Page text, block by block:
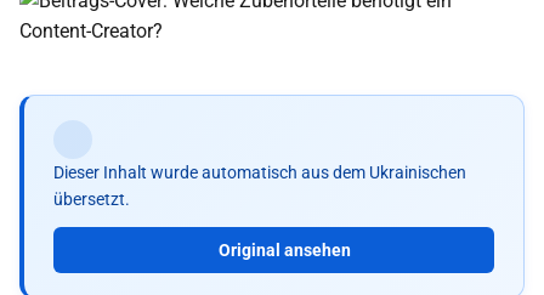
Dieser Inhalt wurde automatisch aus dem Ukrainischen
übersetzt.
Original ansehen